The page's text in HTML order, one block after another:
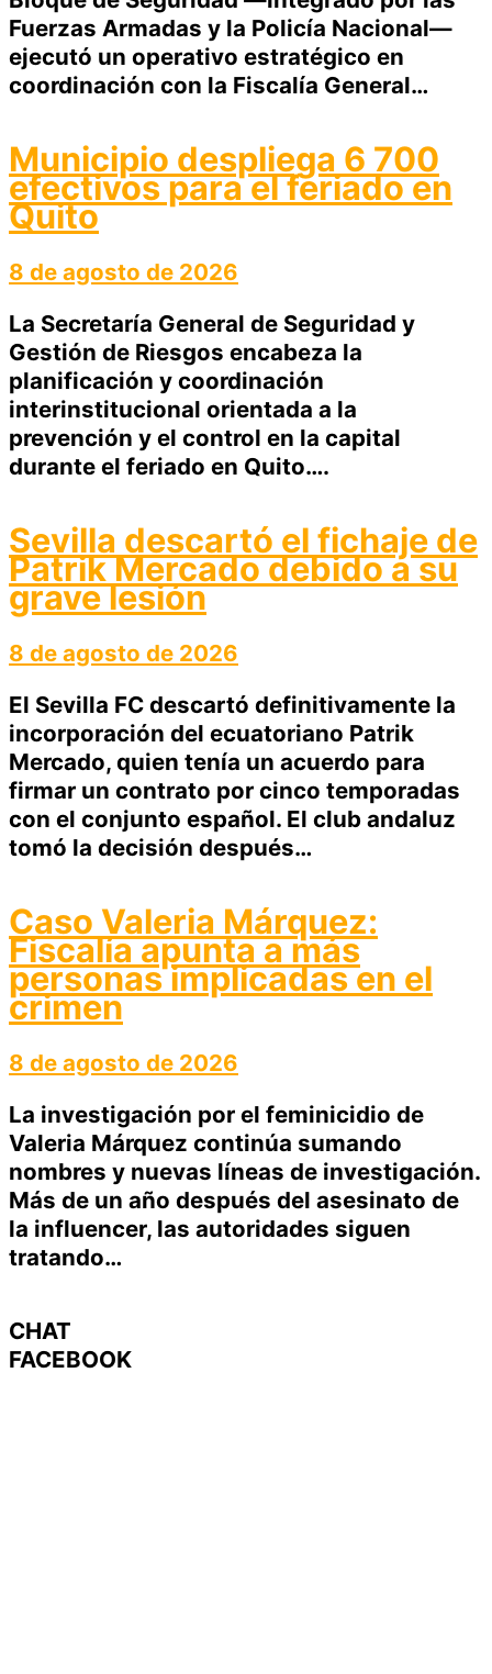
Fuerzas Armadas y la Policía Nacional—
ejecutó un operativo estratégico en
coordinación con la Fiscalía General…
Municipio despliega 6 700
efectivos para el feriado en
Quito
8 de agosto de 2026
La Secretaría General de Seguridad y
Gestión de Riesgos encabeza la
planificación y coordinación
interinstitucional orientada a la
prevención y el control en la capital
durante el feriado en Quito….
Sevilla descartó el fichaje de
Patrik Mercado debido a su
grave lesión
8 de agosto de 2026
El Sevilla FC descartó definitivamente la
incorporación del ecuatoriano Patrik
Mercado, quien tenía un acuerdo para
firmar un contrato por cinco temporadas
con el conjunto español. El club andaluz
tomó la decisión después…
Caso Valeria Márquez:
Fiscalía apunta a más
personas implicadas en el
crimen
8 de agosto de 2026
La investigación por el feminicidio de
Valeria Márquez continúa sumando
nombres y nuevas líneas de investigación.
Más de un año después del asesinato de
la influencer, las autoridades siguen
tratando…
CHAT
FACEBOOK